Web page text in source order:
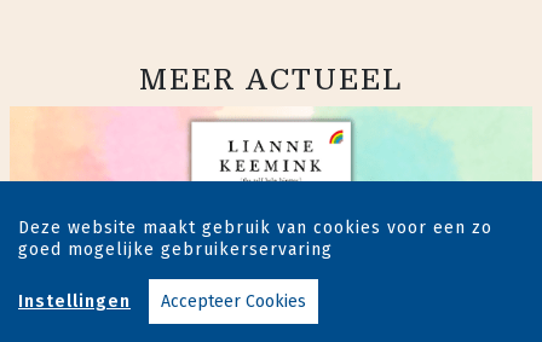
MEER ACTUEEL
Deze website maakt gebruik van cookies voor een zo
goed mogelijke gebruikerservaring
Instellingen Accepteer Cookies